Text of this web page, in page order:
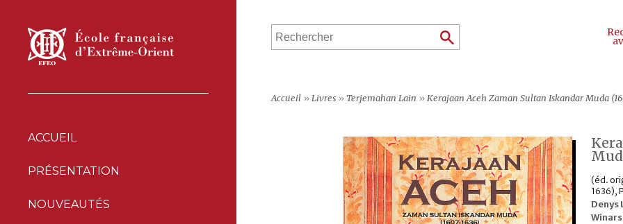
ACCUEIL
PRÉSENTATION
NOUVEAUTÉS
Accueil » Livres »Terjemahan Lain » Kerajaan Aceh Zaman Sultan Iskandar Muda
(éd.
1636),
Denys